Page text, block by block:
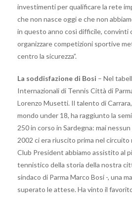
investimenti per qualificare la rete
che non nasce oggi e che non
in questo anno così difficile, convinti
organizzare competizioni sportive
centro la sicurezza”.
La soddisfazione di Bosi – Nel
Internazionali di Tennis Città di
Lorenzo Musetti. Il talento di
mondo under 18, ha raggiunto la
250 in corso in Sardegna: mai
2002 ci era riuscito prima nel circuito
Club President abbiamo assistito al
tennistico della storia della nostra
sindaco di Parma Marco Bosi -, una
superato le attese. Ha vinto il